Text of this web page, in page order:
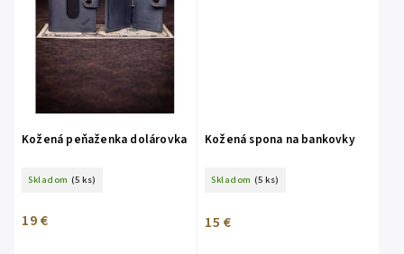
Kožená peňaženka dolárovka
Skladom (5 ks)
19 €
Kožená spona na bankovky
Skladom (5 ks)
15 €